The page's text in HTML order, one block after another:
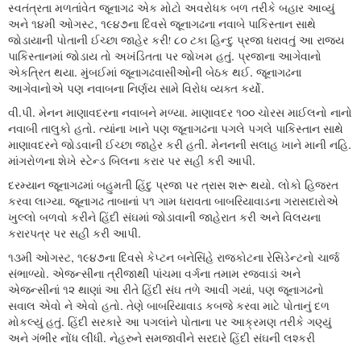
સ્વતંત્રતા મળતાંવેત જૂનાગઢ એક મોટો અવરોધક બળ તરીકે બહાર આવ્યું
અને ૧૪મી ઓગસ્ટ, ૧૯૪૭ના દિવસે જૂનાગઢના નવાબે પાકિસ્તાન સાથે
જોડાયાની પોતાની ઈચ્છા જાહેર કરી! ૮૦ ટકા હિન્દુ પ્રજા ધરાવતું આ રાજ્ય
પાકિસ્તાનમાં જોડાય તો અખંડિતતા પર જોખમ હતું. પ્રજાના આગેવાનો
એકત્રિત થયા. મુંબઈમાં જૂનાગઢવાસીઓની બેઠક થઈ. જૂનાગઢના
આગેવાનોએ પણ નવાબના નિર્ણય સામે વિરોધ વ્યક્ત કર્યો.
વી.પી. મેનન માણાવદરના નવાબને મળ્યા. માણાવદર ૧૦૦ ચોરસ માઈલનો નાનો
નવાબી તાલુકો હતો. ત્યાંના ખાને પણ જૂનાગઢના પગલે પગલે પાકિસ્તાન સાથે
માણાવદરને જોડવાની ઈચ્છા જાહેર કરી હતી. મેનનની સલાહ ખાને માની નહિ.
માંગરોળના શેખે સ્ટેન્ડ બિલના કરાર પર સહી કરી આપી.
દરમ્યાન જૂનાગઢમાં બહુમતી હિંદુ પ્રજા પર ત્રાસ શરૂ થયો. લોકો હિજરત
કરવા લાગ્યા. જૂનાગઢ તાબાનાં ૫૧ ગામ ધરાવતા બાબરિયાવાડના ગરાસદારોએ
ખુલ્લો બળવો કરીને હિંદી સંઘમાં જોડાવાની જાહેરાત કરી અને વિલયના
કરારપત્ર પર સહી કરી આપી.
૧૩મી ઓગસ્ટ, ૧૯૪૭ના દિવસે કેપ્ટન બનેસિંહે રાજકોટના રેસિડેન્ટનો ચાર્જ
સંભાળ્યો. એજન્સીના ત્રીજાથી પાંચમા વર્ગના તમામ રજવાડાં અને
એજન્સીનાં ૧૨ થાણાં આ રીતે હિંદી સંઘ તળે આવી ગયાં, પણ જૂનાગઢનો
સવાલ એવો ને એવો હતો. તેણે બાબરિયાવાડ કબજે કરવા માટે પોતાનું દળ
મોકલ્યું હતું. હિંદી સરકારે આ પગલાંને પોતાના પર આક્રમણ તરીકે ગણ્યું
અને ગંભીર નોંધ લીધી. નેહરુને સમજાવીને સરદારે હિંદી સંઘની લશ્કરી